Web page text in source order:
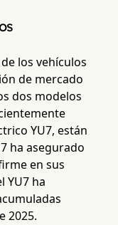
los vehículos
de mercado
dos modelos
YU7, están
ha asegurado
en sus
YU7 ha
2025.